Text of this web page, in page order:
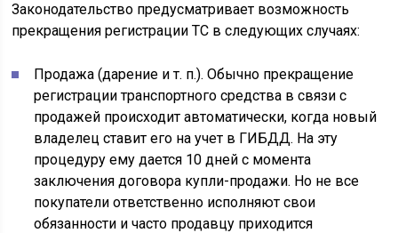
Законодательство предусматривает возможность
прекращения регистрации ТС в следующих случаях:
Продажа (дарение и т. п.). Обычно прекращение
регистрации транспортного средства в связи с
продажей происходит автоматически, когда новый
владелец ставит его на учет в ГИБДД. На эту
процедуру ему дается 10 дней с момента
заключения договора купли-продажи. Но не все
покупатели ответственно исполняют свои
обязанности и часто продавцу приходится